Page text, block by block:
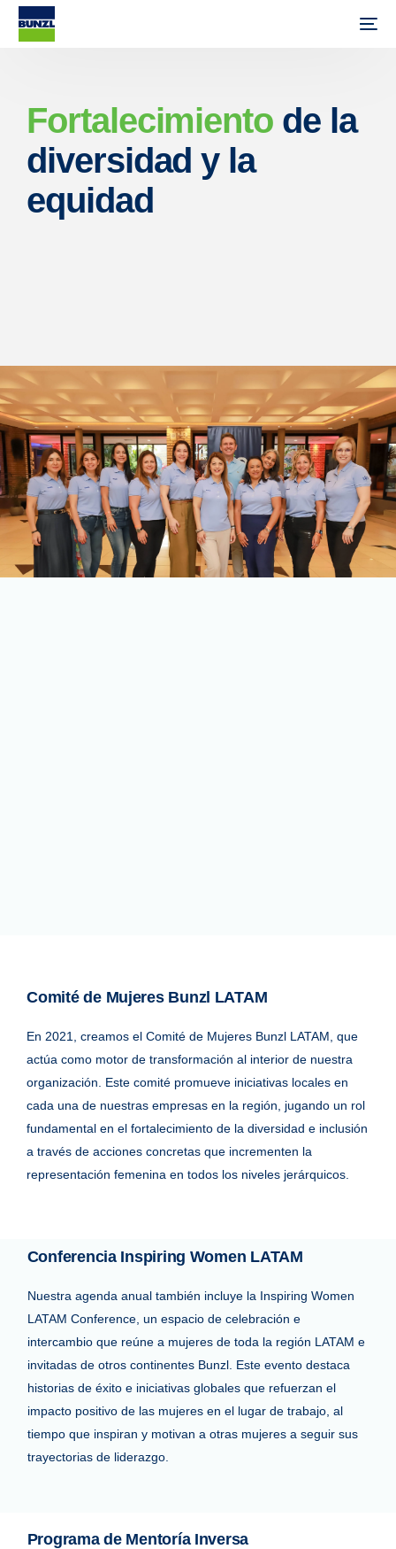
Fortalecimiento de la
diversidad y la
equidad
Comité de Mujeres Bunzl LATAM
En 2021, creamos el Comité de Mujeres Bunzl LATAM, que
actúa como motor de transformación al interior de nuestra
organización. Este comité promueve iniciativas locales en
cada una de nuestras empresas en la región, jugando un rol
fundamental en el fortalecimiento de la diversidad e inclusión
a través de acciones concretas que incrementen la
representación femenina en todos los niveles jerárquicos.
Conferencia Inspiring Women LATAM
Nuestra agenda anual también incluye la Inspiring Women
LATAM Conference, un espacio de celebración e
intercambio que reúne a mujeres de toda la región LATAM e
invitadas de otros continentes Bunzl. Este evento destaca
historias de éxito e iniciativas globales que refuerzan el
impacto positivo de las mujeres en el lugar de trabajo, al
tiempo que inspiran y motivan a otras mujeres a seguir sus
trayectorias de liderazgo.
Programa de Mentoría Inversa